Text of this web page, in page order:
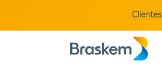
Clientes